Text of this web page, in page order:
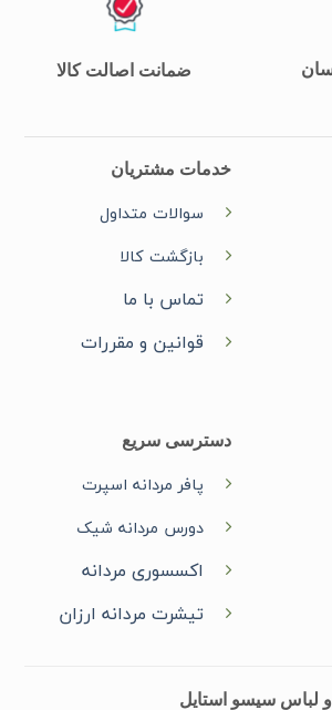
ضمانت اصالت کالا
خدمات مشتریان
سوالات متداول
بازگشت کالا
تماس با ما
قوانین و مقررات
دسترسی سریع
پافر مردانه اسپرت
دورس مردانه شیک
اکسسوری مردانه
تیشرت مردانه ارزان
لباس سیسو استایل